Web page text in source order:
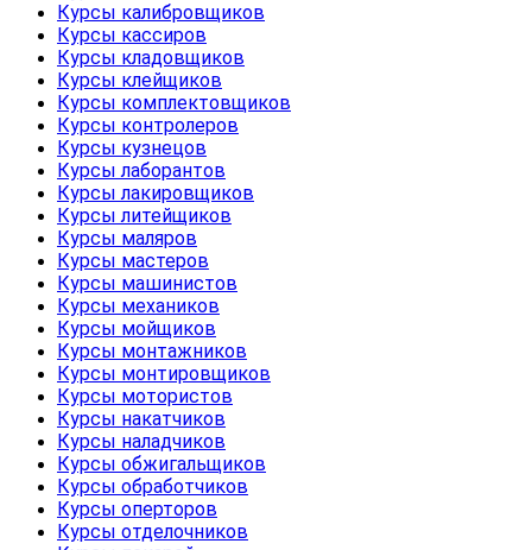
Курсы калибровщиков
Курсы кассиров
Курсы кладовщиков
Курсы клейщиков
Курсы комплектовщиков
Курсы контролеров
Курсы кузнецов
Курсы лаборантов
Курсы лакировщиков
Курсы литейщиков
Курсы маляров
Курсы мастеров
Курсы машинистов
Курсы механиков
Курсы мойщиков
Курсы монтажников
Курсы монтировщиков
Курсы мотористов
Курсы накатчиков
Курсы наладчиков
Курсы обжигальщиков
Курсы обработчиков
Курсы оперторов
Курсы отделочников